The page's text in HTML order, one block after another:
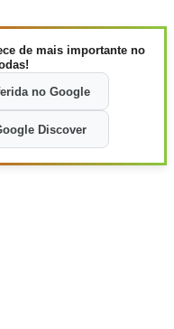
de mais importante no
no Google
Discover